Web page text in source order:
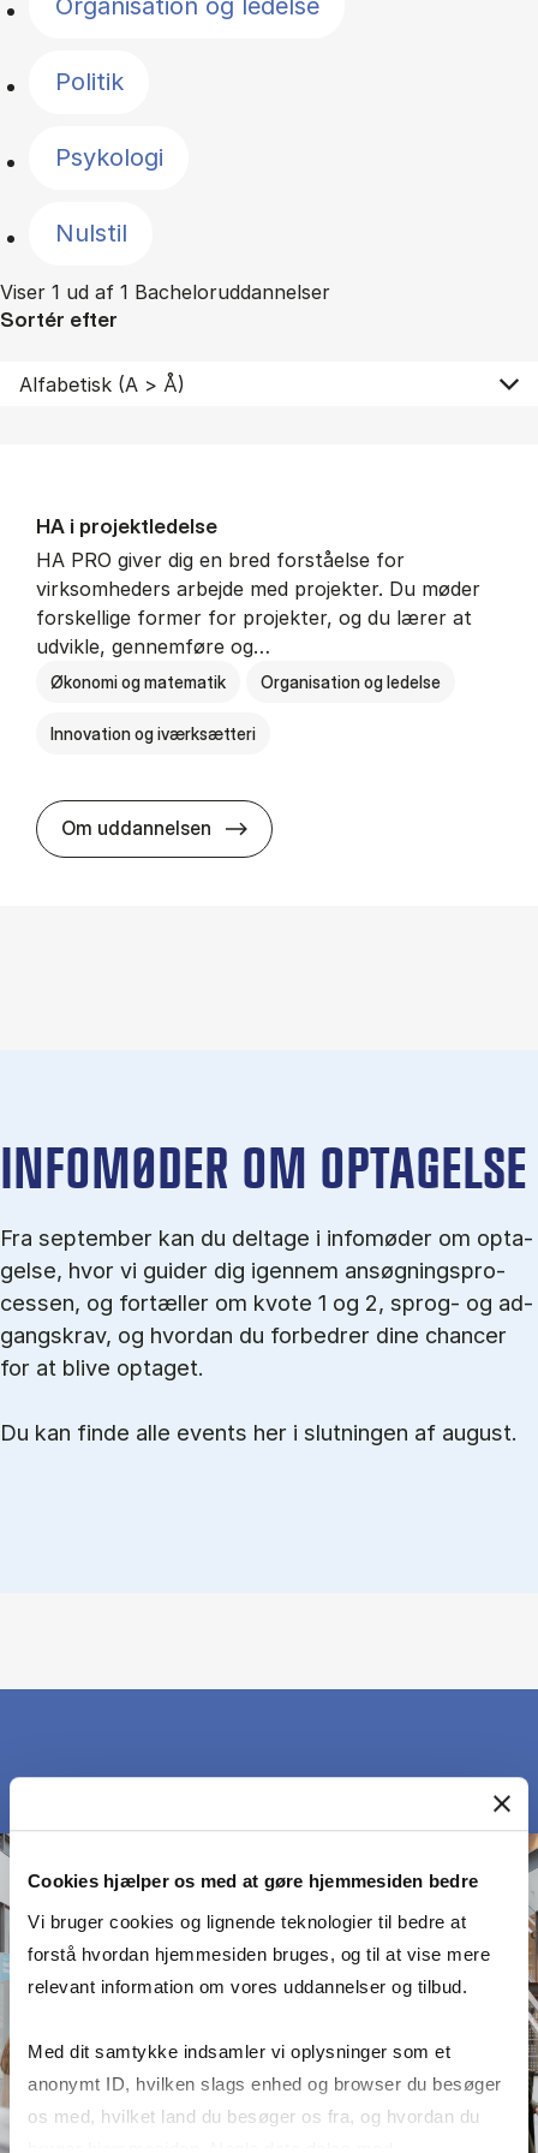
Cookies hjælper os med at gøre hjemmesiden bedre
Vi bruger cookies og lignende teknologier til bedre at
forstå hvordan hjemmesiden bruges, og til at vise mere
relevant information om vores uddannelser og tilbud.
Med dit samtykke indsamler vi oplysninger som et
anonymt ID, hvilken slags enhed og browser du besøger
os med, hvilket land du besøger os fra, og hvordan du
Organisation og ledelse
Politik
Psykologi
Nulstil
Viser 1 ud af 1 Bacheloruddannelser
Sortér efter
HA i pro­jekt­le­del­se
HA PRO giver dig en bred forståelse for
virksomheders arbejde med projekter. Du møder
forskellige former for projekter, og du lærer at
udvikle, gennemføre og…
Økonomi og matematik Organisation og ledelse
Innovation og iværksætteri
Om uddannelsen HA i pro­jekt­le­del­se
IN­FO­MØ­DER OM OP­TA­GEL­SE
Fra september kan du del­tage i in­fo­mø­der om op­ta­
gel­se, hvor vi gu­i­der dig igen­nem an­søg­nings­pro­
ces­sen, og for­tæl­ler om kvo­te 1 og 2, sprog- og ad­
gangs­krav, og hvordan du forbedrer dine chancer
for at blive optaget.
Du kan finde alle events her i slutningen af august.